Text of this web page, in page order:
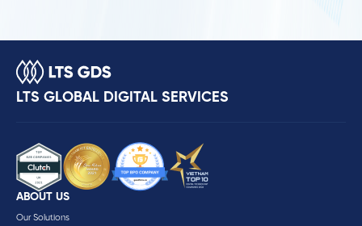
LTS GLOBAL DIGITAL SERVICES
ABOUT US
Our Solutions